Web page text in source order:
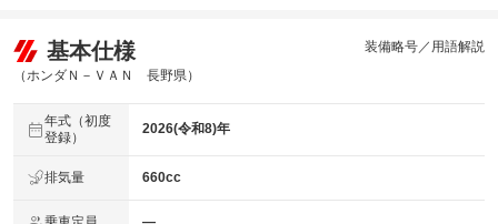
基本仕様
（ホンダＮ－ＶＡＮ 長野県）
装備略号／用語解説
年式（初度
登録）
2026(令和8)年
排気量 660cc